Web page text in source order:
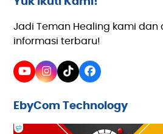
Jadi Teman Healing kami
informasi terbaru!
YouTube
Instagram
TiktokFacebook
EbyCom Technology